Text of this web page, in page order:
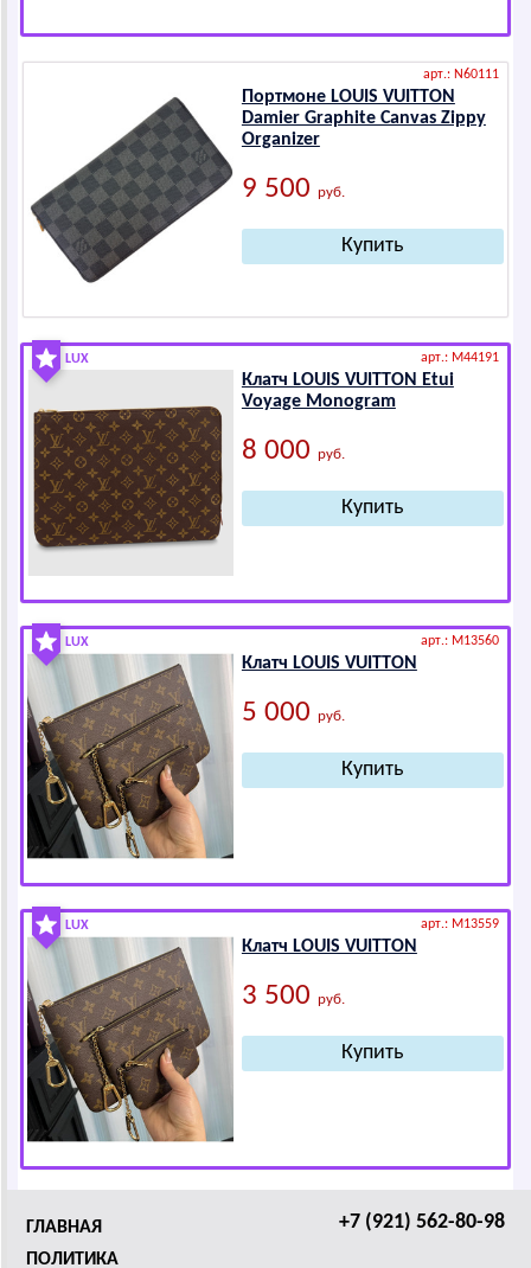
арт.: N60111
Портмоне LОUIS VUIТТОN
Dаmiеr Grаphitе Cаnvаs Zippy
Оrgаnizеr
9 500 руб.
LUX арт.: M44191
Клатч LОUIS VUIТТОN Еtui
Vоyаgе Mоnоgrаm
8 000 руб.
LUX арт.: M13560
Клатч LОUIS VUIТТОN
5 000 руб.
LUX арт.: M13559
Клатч LОUIS VUIТТОN
3 500 руб.
+7 (921) 562-80-98
ГЛАВНАЯ
ПОЛИТИКА